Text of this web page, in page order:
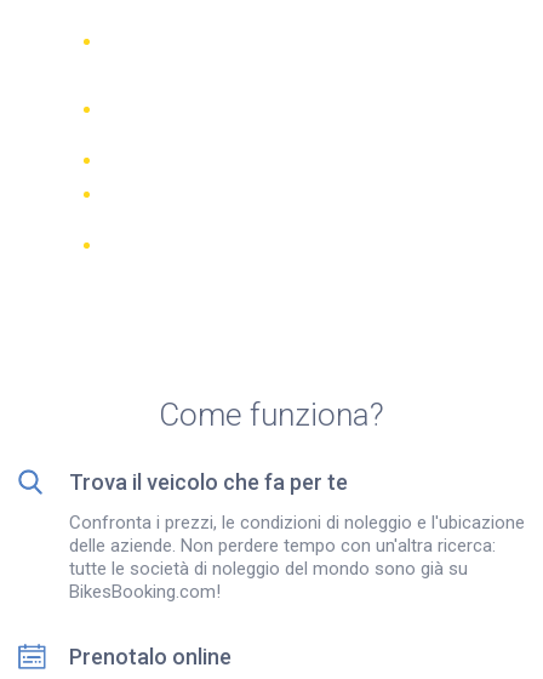
Come funziona?
Trova il veicolo che fa per te
Confronta i prezzi, le condizioni di noleggio e l'ubicazione
delle aziende. Non perdere tempo con un'altra ricerca:
tutte le società di noleggio del mondo sono già su
BikesBooking.com!
Prenotalo online